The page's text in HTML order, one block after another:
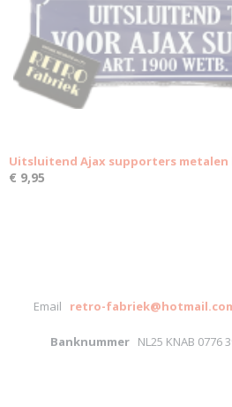
Uitsluitend Ajax supporters metalen
€ 9,95
Email retro-
Banknummer NL25 KNAB 0776